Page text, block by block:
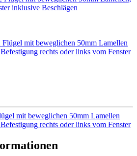
inklusive Beschlägen
mit beweglichen 50mm Lamellen
rechts oder links vom Fenster